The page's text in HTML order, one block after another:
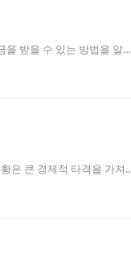
받을 수 있는 방법을 알려
은 큰 경제적 타격을 가져